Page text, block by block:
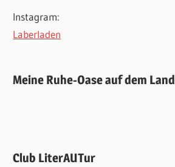
Instagram:
Laberladen
Meine Ruhe-Oase auf dem Land
Club LiterAUTur